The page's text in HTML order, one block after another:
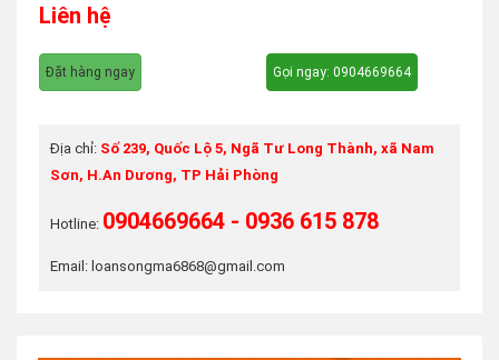
Liên hệ
Đặt hàng ngay Gọi ngay: 0904669664
Địa chỉ: Số 239, Quốc Lộ 5, Ngã Tư Long Thành, xã Nam
Sơn, H.An Dương, TP Hải Phòng
Hotline: 0904669664 - 0936 615 878
Email: loansongma6868@gmail.com